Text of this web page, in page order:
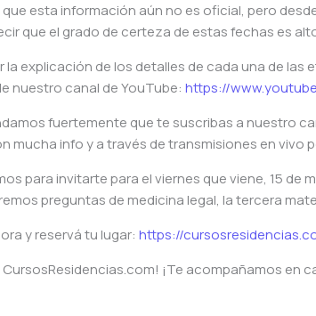
esta información aún no es oficial, pero
que el grado de certeza de estas fechas es
la explicación de los detalles de cada una de
nuestro canal de YouTube: https://
fuertemente que te suscribas a nuestro
mucha info y a través de transmisiones en vivo
para invitarte para el viernes que viene, 15 de
preguntas de medicina legal, la tercera
y reservá tu lugar: https://
CursosResidencias.com! ¡Te acompañamos en